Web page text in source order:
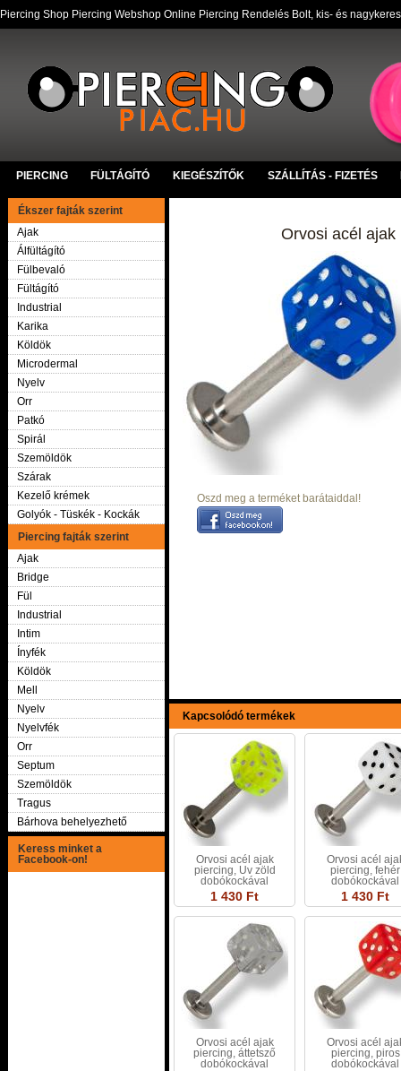
Piercing Shop Piercing Webshop Online Piercing Rendelés Bolt, kis- és
PIERCING FÜLTÁGÍTÓ KIEGÉSZÍTŐK SZÁLLÍTÁS - FIZETÉS
Ékszer fajták szerint
Ajak
Álfültágító
Fülbevaló
Fültágító
Industrial
Karika
Köldök
Microdermal
Nyelv
Orr
Patkó
Spirál
Szemöldök
Szárak
Kezelő krémek
Golyók - Tüskék - Kockák
Piercing fajták szerint
Ajak
Bridge
Fül
Industrial
Intim
Ínyfék
Köldök
Mell
Nyelv
Nyelvfék
Orr
Septum
Szemöldök
Tragus
Bárhova behelyezhető
Keress minket a
Facebook-on!
Orvosi acél
Oszd meg a terméket barátaiddal!
Kapcsolódó termékek
Orvosi acél ajak
piercing, Uv zöld
dobókockával
1 430 Ft
Orvosi acél
piercing, fehér
dobókockával
1 430 Ft
Orvosi acél ajak
piercing, áttetsző
dobókockával
Orvosi acél
piercing, piros
dobókockával